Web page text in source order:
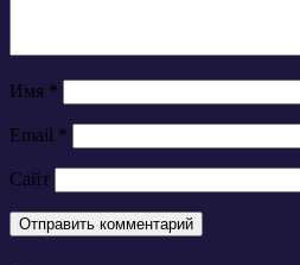
Имя *
Email *
Сайт